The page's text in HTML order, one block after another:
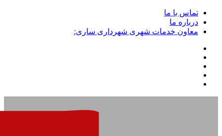
تماس با ما
درباره ما
معاون خدمات شهری شهرداری ساری: